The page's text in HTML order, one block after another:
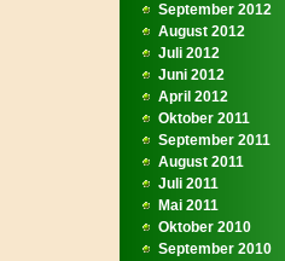
September 2012
August 2012
Juli 2012
Juni 2012
April 2012
Oktober 2011
September 2011
August 2011
Juli 2011
Mai 2011
Oktober 2010
September 2010